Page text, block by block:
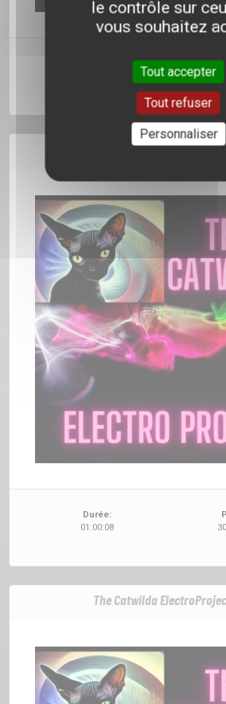
PROJETS
LOCATION
L'ASSO
CONTACT
The Catwilda ElectroProject
Durée:
01:00:08
The Catwilda
le contrôle sur
vous souhaitez
Tout accepter
Tout refuser
Personnaliser